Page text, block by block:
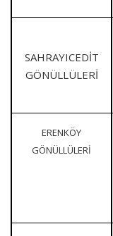
SAHRAYICEDİT
GÖNÜLLÜLERİ
ERENKÖY
GÖNÜLLÜLERİ